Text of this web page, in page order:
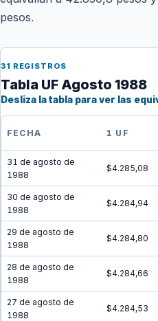
pesos.
31 REGISTROS
Tabla UF Agosto 1988
Desliza la tabla para ver las
FECHA 1 UF
31 de agosto de
1988
$4.285,08
30 de agosto de
1988
$4.284,94
29 de agosto de
1988
$4.284,80
28 de agosto de
1988
$4.284,66
27 de agosto de
1988
$4.284,53